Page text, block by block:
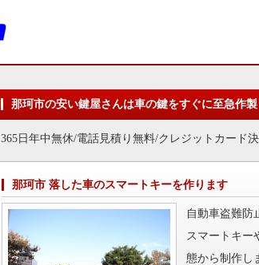
那珂市の安い鍵屋さんは車の鍵をすぐに至急作製
365日年中無休/電話見積り無料/クレジットカード
那珂市 落した車のスマートキーを作ります
自動車盗難防
スマートキー
態から制作し